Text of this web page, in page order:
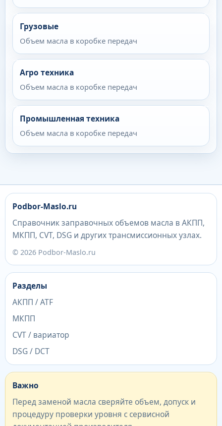
Грузовые
Объем масла в коробке передач
Агро техника
Объем масла в коробке передач
Промышленная техника
Объем масла в коробке передач
Podbor-Maslo.ru
Справочник заправочных объемов масла в АКПП,
МКПП, CVT, DSG и других трансмиссионных узлах.
© 2026 Podbor-Maslo.ru
Разделы
АКПП / ATF
МКПП
CVT / вариатор
DSG / DCT
Важно
Перед заменой масла сверяйте объем, допуск и
процедуру проверки уровня с сервисной